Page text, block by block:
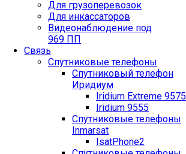
Для грузоперевозок
Для инкассаторов
Видеонаблюдение под
969 ПП
Связь
Спутниковые телефоны
Спутниковый телефон
Иридиум
Iridium Extreme 9575
Iridium 9555
Спутниковые телефоны
Inmarsat
IsatPhone2